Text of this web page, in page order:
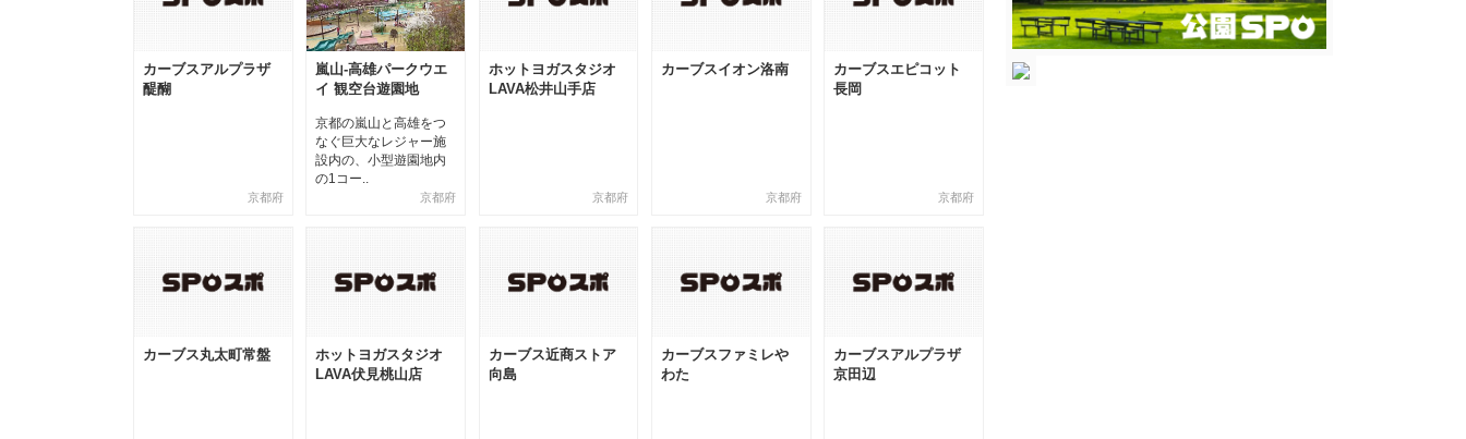
カーブスアルプラザ
醍醐
京都府
嵐山-高雄パークウエ
イ 観空台遊園地
京都の嵐山と高雄をつ
なぐ巨大なレジャー施
設内の、小型遊園地内
の1コー..
京都府
ホットヨガスタジオ
LAVA松井山手店
京都府
カーブスイオン洛南
京都府
カーブスエピコット
長岡
京都府
カーブス丸太町常盤
ホットヨガスタジオ
LAVA伏見桃山店
カーブス近商ストア
向島
カーブスファミレや
わた
カーブスアルプラザ
京田辺